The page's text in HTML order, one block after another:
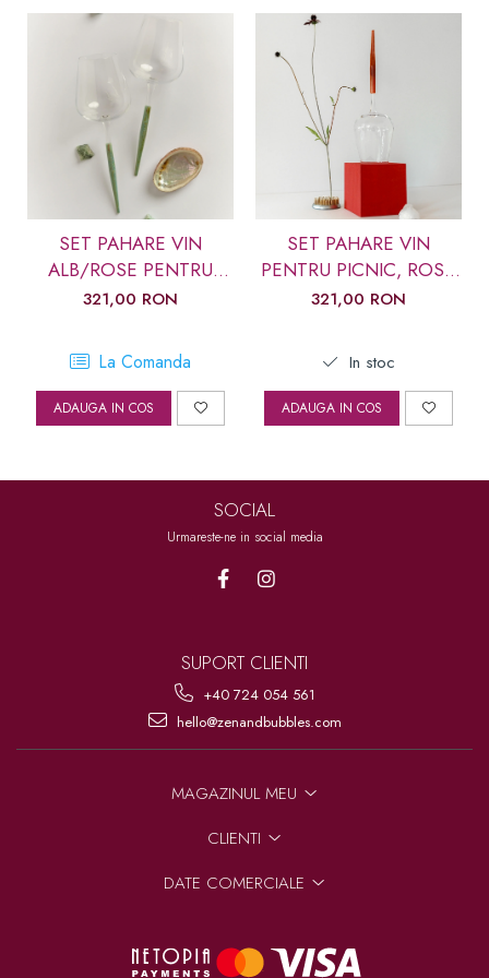
SET PAHARE VIN
ALB/ROSE PENTRU
PICNIC, SCOICA
321,00 RON
La Comanda
ADAUGA IN COS
SET PAHARE VIN
PENTRU PICNIC, ROSU
MARMURA
321,00 RON
In stoc
ADAUGA IN COS
SOCIAL
Urmareste-ne in social media
SUPORT CLIENTI
+40 724 054 561
hello@zenandbubbles.com
MAGAZINUL MEU
CLIENTI
DATE COMERCIALE